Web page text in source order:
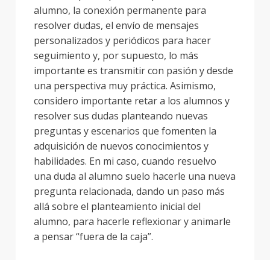
alumno, la conexión permanente para
resolver dudas, el envío de mensajes
personalizados y periódicos para hacer
seguimiento y, por supuesto, lo más
importante es transmitir con pasión y desde
una perspectiva muy práctica. Asimismo,
considero importante retar a los alumnos y
resolver sus dudas planteando nuevas
preguntas y escenarios que fomenten la
adquisición de nuevos conocimientos y
habilidades. En mi caso, cuando resuelvo
una duda al alumno suelo hacerle una nueva
pregunta relacionada, dando un paso más
allá sobre el planteamiento inicial del
alumno, para hacerle reflexionar y animarle
a pensar “fuera de la caja”.